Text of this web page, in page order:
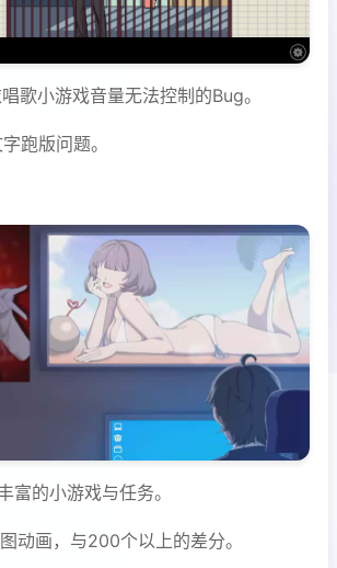
歌小游戏音量无法控制的Bug。
跑版问题。
富的小游戏与任务。
动画，与200个以上的差分。